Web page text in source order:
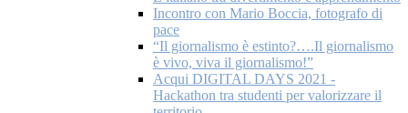
Incontro con Mario Boccia, fotografo di
pace
“Il giornalismo è estinto?….Il giornalismo
è vivo, viva il giornalismo!”
Acqui DIGITAL DAYS 2021 -
Hackathon tra studenti per valorizzare il